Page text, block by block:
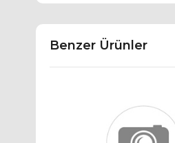
Benzer Ürünler